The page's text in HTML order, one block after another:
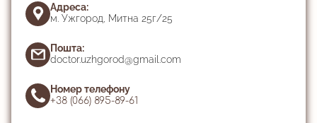
Адреса:
м. Ужгород, Митна 25г/25
Пошта:
doctor.uzhgorod@gmail.com
Номер телефону
+38 (066) 895-89-61